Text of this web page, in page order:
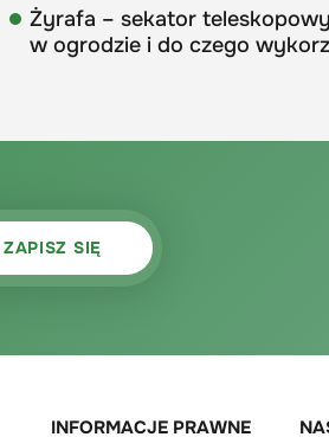
Żyrafa – sekator
w ogrodzie i do czego
INFORMACJE PRAWNE